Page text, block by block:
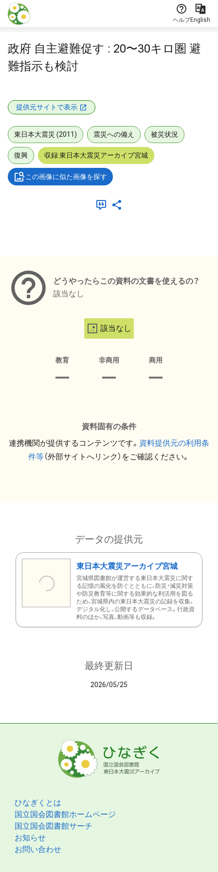
本文に飛ぶ
ヘルプEnglish
政府 自主避難促す : 20〜30キロ圏 避
難指示も検討
提供元サイトで表示
東日本大震災 (2011) 震災への備え 被災状況
復興 収録:東日本大震災アーカイブ宮城
この画像に似た画像を探す
どうやったらこの資料の文書を使えるの？
該当なし
該当なし
教育 非商用 商用
資料固有の条件
連携機関が提供するコンテンツです。 資料提供元の利用条
件等（外部サイトへリンク）をご確認ください。
データの提供元
東日本大震災アーカイブ宮城
宮城県図書館が運営する東日本大震災に関す
る記憶の風化を防ぐとともに、防災・減災対策
や防災教育等に関する効果的な利活用を図る
ため、宮城県内の東日本大震災の記録を収集、
デジタル化し、公開するデータベース。行政資
料のほか、写真、動画等も収録。
最終更新日
2026/05/25
ひなぎくとは
国立国会図書館ホームページ
国立国会図書館サーチ
お知らせ
お問い合わせ